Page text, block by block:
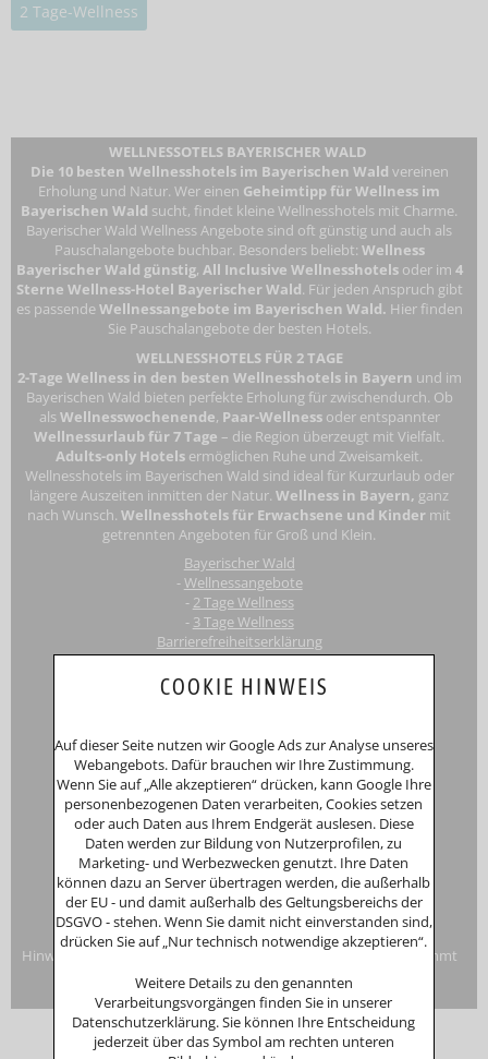
2 Tage-Wellness
WELLNESSOTELS BAYERISCHER WALD
Die 10 besten Wellnesshotels im Bayerischen Wald vereinen
Erholung und Natur. Wer einen Geheimtipp für Wellness im
Bayerischen Wald sucht, findet kleine Wellnesshotels mit Charme.
Bayerischer Wald Wellness Angebote sind oft günstig und auch als
Pauschalangebote buchbar. Besonders beliebt: Wellness
Bayerischer Wald günstig, All Inclusive Wellnesshotels oder im 4
Sterne Wellness-Hotel Bayerischer Wald. Für jeden Anspruch gibt
es passendeWellnessangebote im Bayerischen Wald. Hier finden
Sie Pauschalangebote der besten Hotels.
WELLNESSHOTELS FÜR 2 TAGE
2-Tage Wellness in den besten Wellnesshotels in Bayern und im
Bayerischen Wald bieten perfekte Erholung für zwischendurch. Ob
als Wellnesswochenende, Paar-Wellness oder entspannter
Wellnessurlaub für 7 Tage – die Region überzeugt mit Vielfalt.
Adults-only Hotels ermöglichen Ruhe und Zweisamkeit.
Wellnesshotels im Bayerischen Wald sind ideal für Kurzurlaub oder
längere Auszeiten inmitten der Natur.Wellness in Bayern, ganz
nach Wunsch.Wellnesshotels für Erwachsene und Kinder mit
getrennten Angeboten für Groß und Klein.
Bayerischer Wald
-Wellnessangebote
- 2 Tage Wellness
- 3 Tage Wellness
Barrierefreiheitserklärung
Registergericht: Amtsgericht Passau
InhaberinAnna Putz
Niederperlesreut 52
94157 Perlesreut
Tel. 0049 (0)8555/691
Fax: 0049 (0)8555/8856
Internet:www.putzwerbung.de
eMail:info@putzwerbung.de
USt-ID: DE 358297667
St.Nr.: 157/259/80938
Impressum & Datenschutz
Hinweise zur Verbraucherstreitbeilegung: Das Unternehmen nimmt
nicht an Streitbeilegungsverfahren vor einer
Verbraucherschlichtungsstelle teil.
COOKIE HINWEIS
Auf dieser Seite nutzen wir Google Ads zur Analyse unseres
Webangebots. Dafür brauchen wir Ihre Zustimmung.
Wenn Sie auf „Alle akzeptieren“ drücken, kann Google Ihre
personenbezogenen Daten verarbeiten, Cookies setzen
oder auch Daten aus Ihrem Endgerät auslesen. Diese
Daten werden zur Bildung von Nutzerprofilen, zu
Marketing- und Werbezwecken genutzt. Ihre Daten
können dazu an Server übertragen werden, die außerhalb
der EU - und damit außerhalb des Geltungsbereichs der
DSGVO - stehen. Wenn Sie damit nicht einverstanden sind,
drücken Sie auf „Nur technisch notwendige akzeptieren“.
Weitere Details zu den genannten
Verarbeitungsvorgängen finden Sie in unserer
Datenschutzerklärung. Sie können Ihre Entscheidung
jederzeit über das Symbol am rechten unteren